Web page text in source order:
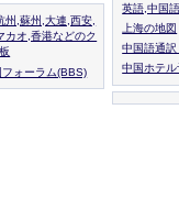
州,蘇州,大連,西安,
カオ,香港などのク
ォーラム(BBS)
英語,中国
上海の地図
中国語通訳
中国ホテル